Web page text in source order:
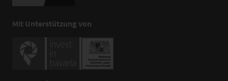
Mit Unterstützung von